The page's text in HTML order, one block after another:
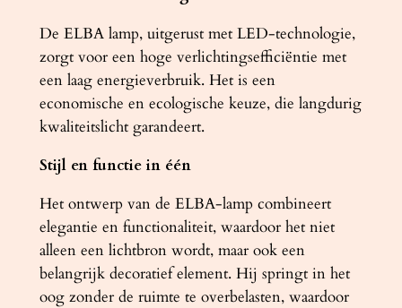
De ELBA lamp, uitgerust met LED-technologie,
zorgt voor een hoge verlichtingsefficiëntie met
een laag energieverbruik. Het is een
economische en ecologische keuze, die langdurig
kwaliteitslicht garandeert.
Stijl en functie in één
Het ontwerp van de ELBA-lamp combineert
elegantie en functionaliteit, waardoor het niet
alleen een lichtbron wordt, maar ook een
belangrijk decoratief element. Hij springt in het
oog zonder de ruimte te overbelasten, waardoor